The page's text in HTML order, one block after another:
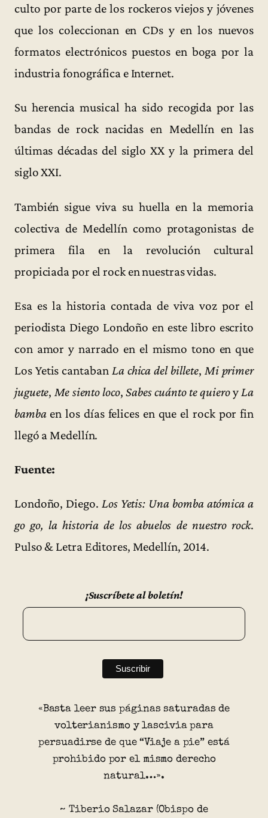
culto por parte de los rockeros viejos y jóvenes
que los coleccionan en CDs y en los nuevos
formatos electrónicos puestos en boga por la
industria fonográfica e Internet.
Su herencia musical ha sido recogida por las
bandas de rock nacidas en Medellín en las
últimas décadas del siglo XX y la primera del
siglo XXI.
También sigue viva su huella en la memoria
colectiva de Medellín como protagonistas de
primera fila en la revolución cultural
propiciada por el rock en nuestras vidas.
Esa es la historia contada de viva voz por el
periodista Diego Londoño en este libro escrito
con amor y narrado en el mismo tono en que
Los Yetis cantaban La chica del billete, Mi primer
juguete, Me siento loco,Sabes cuánto te quieroy La
bambaen los días felices en que el rock por fin
llegó a Medellín.
Fuente:
Londoño, Diego. Los Yetis: Una bomba atómica a
go go, la historia de los abuelos de nuestro rock.
Pulso & Letra Editores, Medellín, 2014.
¡Suscríbete al boletín!
«Basta leer sus páginas saturadas de
volterianismo y lascivia para
persuadirse de que “Viaje a pie” está
prohibido por el mismo derecho
natural…».
~ Tiberio Salazar (Obispo de